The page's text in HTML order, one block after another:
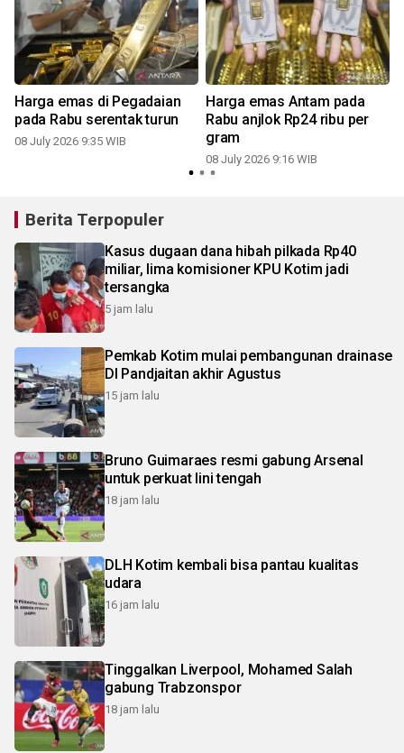
Harga emas di Pegadaian
pada Rabu serentak turun
08 July 2026 9:35 WIB
Harga emas Antam pada
Rabu anjlok Rp24 ribu per
gram
08 July 2026 9:16 WIB
Berita Terpopuler
Kasus dugaan dana hibah pilkada Rp40
miliar, lima komisioner KPU Kotim jadi
tersangka
5 jam lalu
Pemkab Kotim mulai pembangunan drainase
DI Pandjaitan akhir Agustus
15 jam lalu
Bruno Guimaraes resmi gabung Arsenal
untuk perkuat lini tengah
18 jam lalu
DLH Kotim kembali bisa pantau kualitas
udara
16 jam lalu
Tinggalkan Liverpool, Mohamed Salah
gabung Trabzonspor
18 jam lalu